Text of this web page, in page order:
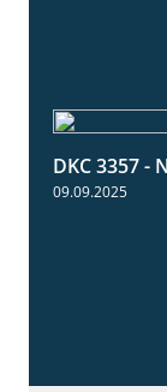
DKC 3357 -
09.09.2025